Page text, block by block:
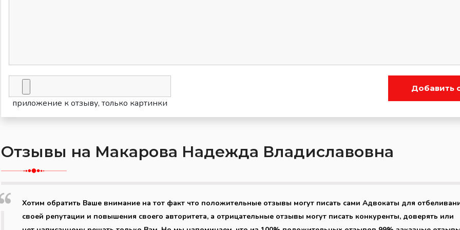
приложение к отзыву, только картинки
Добавить
Отзывы на Макарова Надежда Владиславовна
Хотим обратить Ваше внимание на тот факт что положительные отзывы могут писать сами Адвокаты для
своей репутации и повышения своего авторитета, а отрицательные отзывы могут писать конкуренты, доверять или